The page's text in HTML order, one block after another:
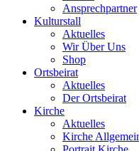
Ansprechpartner
Kulturstall
Aktuelles
Wir Über Uns
Shop
Ortsbeirat
Aktuelles
Der Ortsbeirat
Kirche
Aktuelles
Kirche